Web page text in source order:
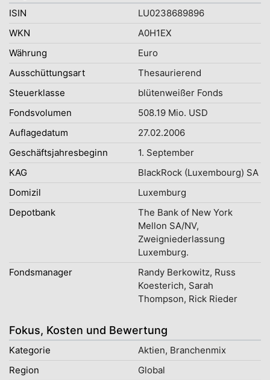
ISIN
LU0238689896
WKN
A0H1EX
Währung
Euro
Ausschüttungsart
Thesaurierend
Steuerklasse
blütenweißer Fonds
Fondsvolumen
508.19 Mio. USD
Auflagedatum
27.02.2006
Geschäftsjahresbeginn
1. September
KAG
BlackRock (Luxembourg) SA
Domizil
Luxemburg
Depotbank
The Bank of New York
Mellon SA/NV,
Zweigniederlassung
Luxemburg.
Fondsmanager
Randy Berkowitz, Russ
Koesterich, Sarah
Thompson, Rick Rieder
Fokus, Kosten und Bewertung
Kategorie
Aktien, Branchenmix
Region
Global